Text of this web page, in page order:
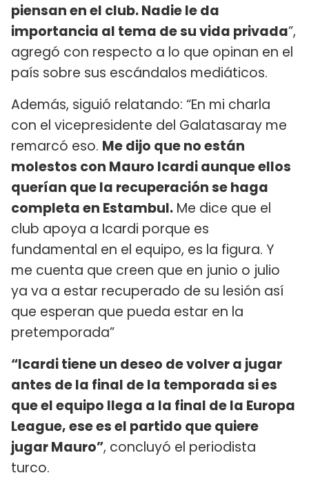
piensan en el club. Nadie le da
importancia al tema de su vida privada”,
agregó con respecto a lo que opinan en el
país sobre sus escándalos mediáticos.
Además, siguió relatando: “En mi charla
con el vicepresidente del Galatasaray me
remarcó eso. Me dijo que no están
molestos con Mauro Icardi aunque ellos
querían que la recuperación se haga
completa en Estambul. Me dice que el
club apoya a Icardi porque es
fundamental en el equipo, es la figura. Y
me cuenta que creen que en junio o julio
ya va a estar recuperado de su lesión así
que esperan que pueda estar en la
pretemporada”
“Icardi tiene un deseo de volver a jugar
antes de la final de la temporada si es
que el equipo llega a la final de la Europa
League, ese es el partido que quiere
jugar Mauro”, concluyó el periodista
turco.